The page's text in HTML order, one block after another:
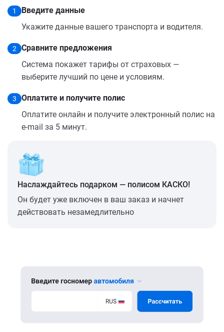
1
Введите данные
Укажите данные вашего транспорта и водителя.
2
Сравните предложения
Система покажет тарифы от страховых —
выберите лучший по цене и условиям.
3
Оплатите и получите полис
Оплатите онлайн и получите электронный полис на
e-mail за 5 минут.
Наслаждайтесь подарком — полисом КАСКО!
Он будет уже включен в ваш заказ и начнет
действовать незамедлительно